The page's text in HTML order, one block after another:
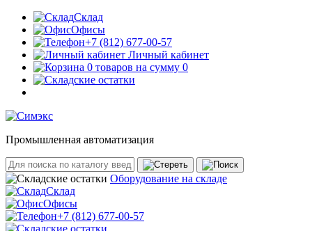
Склад
Офисы
+7 (812) 677-00-57
Личный кабинет
0 товаров на сумму 0
Промышленная автоматизация
Оборудование на складе
Склад
Офисы
+7 (812) 677-00-57